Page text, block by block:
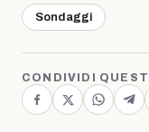
Sondaggi
CONDIVIDI